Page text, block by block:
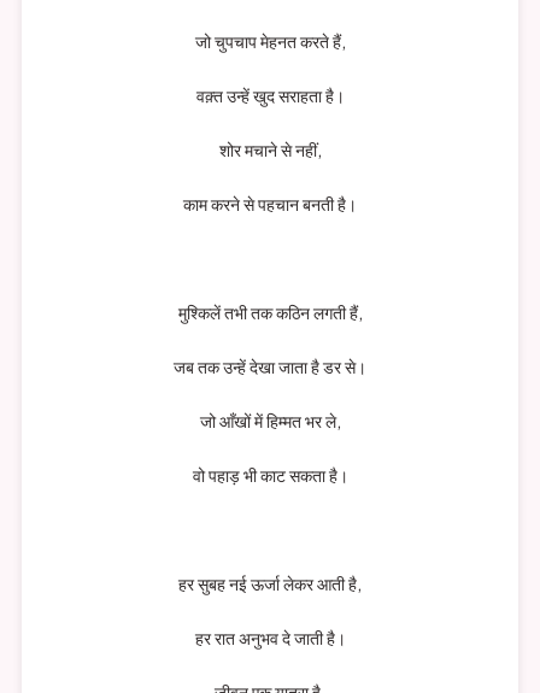
जो चुपचाप मेहनत करते हैं,
वक़्त उन्हें खुद सराहता है।
शोर मचाने से नहीं,
काम करने से पहचान बनती है।
मुश्किलें तभी तक कठिन लगती हैं,
जब तक उन्हें देखा जाता है डर से।
जो आँखों में हिम्मत भर ले,
वो पहाड़ भी काट सकता है।
हर सुबह नई ऊर्जा लेकर आती है,
हर रात अनुभव दे जाती है।